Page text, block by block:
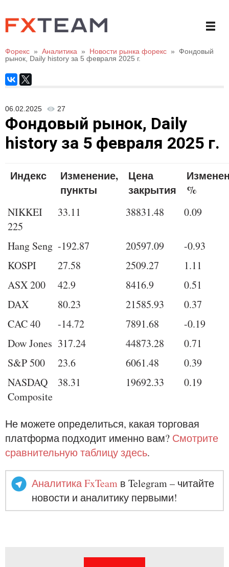
Форекс » Аналитика » Новости рынка форекс » Фондовый
рынок, Daily history за 5 февраля 2025 г.
06.02.2025 27
Фондовый рынок, Daily
history за 5 февраля 2025 г.
Индекс
Изменение,
пункты
Цена
закрытия
%
NIKKEI
225
33.11 38831.48 0.09
Hang Seng -192.87 20597.09
-0.93
KOSPI
27.58 2509.27
1.11
ASX 200
42.9 8416.9
0.51
DAX
80.23 21585.93
0.37
CAC 40
-14.72 7891.68
-0.19
Dow Jones 317.24 44873.28
0.71
S&P 500
23.6 6061.48
0.39
NASDAQ
Composite
38.31 19692.33 0.19
Не можете определиться, какая торговая
платформа подходит именно вам? Смотрите
сравнительную таблицу здесь.
Аналитика FxTeam в Telegram – читайте
новости и аналитику первыми!